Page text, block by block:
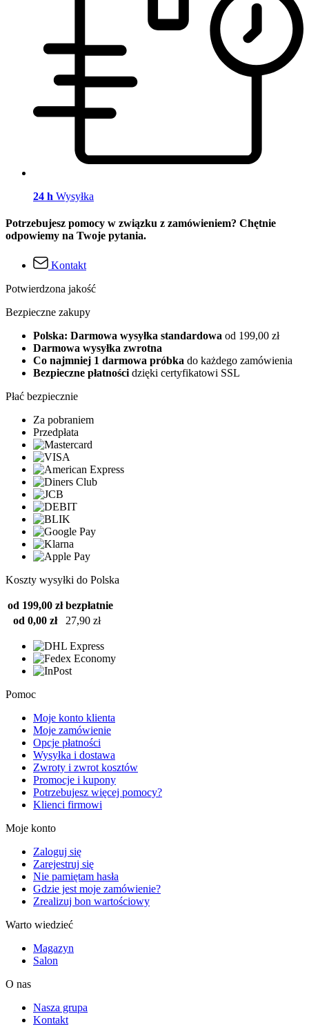
24 h Wysyłka
Potrzebujesz pomocy w związku z zamówieniem? Chętnie
odpowiemy na Twoje pytania.
Kontakt
Potwierdzona jakość
Bezpieczne zakupy
Polska: Darmowa wysyłka standardowa od 199,00 zł
Darmowa wysyłka zwrotna
Co najmniej 1 darmowa próbka do każdego zamówienia
Bezpieczne płatnościdzięki certyfikatowi SSL
Płać bezpiecznie
Za pobraniem
Przedpłata
Koszty wysyłki do Polska
od 199,00 zł bezpłatnie
od 0,00 zł
27,90 zł
Pomoc
Moje konto klienta
Moje zamówienie
Opcje płatności
Wysyłka i dostawa
Zwroty i zwrot kosztów
Promocje i kupony
Potrzebujesz więcej pomocy?
Klienci firmowi
Moje konto
Zaloguj się
Zarejestruj się
Nie pamiętam hasła
Gdzie jest moje zamówienie?
Zrealizuj bon wartościowy
Warto wiedzieć
Magazyn
Salon
O nas
Nasza grupa
Kontakt